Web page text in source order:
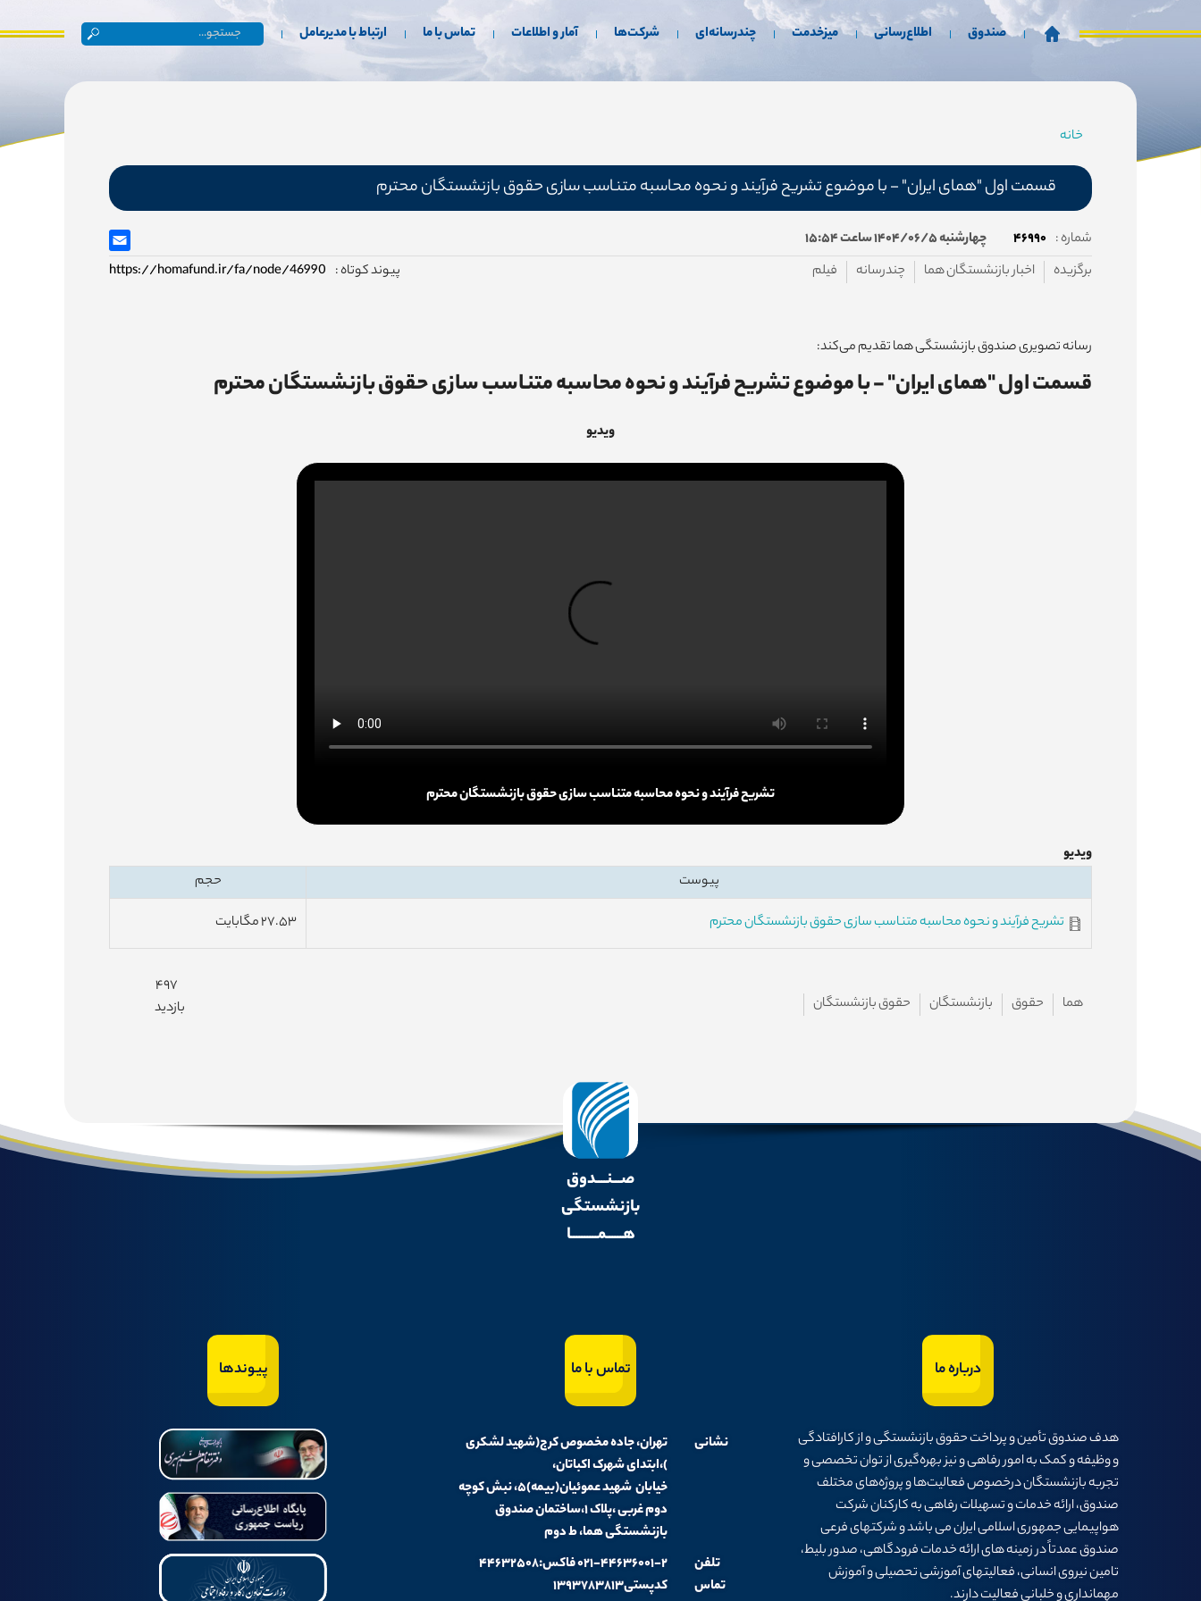
صندوق اطلاع‌رسانی میزخدمت چندرسانه‌ای شرکت‌ها آمار و اطلاعات تماس با ما ارتباط با مدیرعامل
مسیر
خانه
قسمت اول "همای ایران" - با موضوع تشریح فرآیند و نحوه محاسبه متناسب سازی حقوق بازنشستگان محترم
شماره : ۴۶۹۹۰
چهارشنبه ۱۴۰۴/۰۶/۵ ساعت ۱۵:۵۴
برگزیده
اخبار بازنشستگان هما چندرسانه فیلم پیوند کوتاه : https://homafund.ir/fa/node/46990
رسانه تصویری صندوق بازنشستگی هما تقدیم می‌کند:
قسمت اول "همای ایران" - با موضوع تشریح فرآیند و نحوه محاسبه متناسب سازی حقوق بازنشستگان محترم
ویدیو
تشریح فرآیند و نحوه محاسبه متناسب سازی حقوق بازنشستگان محترم
ویدیو
پیوست
حجم
تشریح فرآیند و نحوه محاسبه متناسب سازی حقوق بازنشستگان محترم
۲۷.۵۳ مگابایت
هما حقوق بازنشستگان حقوق بازنشستگان
۴۹۷
بازدید
صـــنــــدوق
بازنشستگی
هــــــمــــــــــا
درباره ما
هدف صندوق تأمين و پرداخت حقوق بازنشستگی و از كارافتادگی
و وظيفه و كمک به امور رفاهی و نيز بهره‌گيری از توان تخصصی و
تجربه بازنشستگان درخصوص فعاليت‌ها و پروژه‌های مختلف
صندوق، ارائه خدمات و تسهيلات رفاهی به كاركنان شركت
هواپيمايی جمهوری اسلامی ايران می باشد و شرکتهای فرعی
صندوق عمدتاً در زمینه های ارائه خدمات فرودگاهی، صدور بلیط،
تامین نیروی انسانی، فعالیتهای آموزشی تحصیلی و آموزش
مهمانداری و خلبانی فعالیت دارند.
تماس با ما
نشانی
تهران، جاده مخصوص کرج(شهید لشکری
)،ابتدای شهرک اکباتان،
خیابان شهید عموئیان(بیمه)۵، نبش کوچه
دوم غربی ،پلاک ۱،ساختمان صندوق
بازنشستگی هما، ط دوم
تلفن
تماس
۰۲۱-۴۴۶۳۶۰۰۱-۲ فاکس:۴۴۶۳۲۵۰۸
کدپستی۱۳۹۳۷۸۳۸۱۳
پیوندها